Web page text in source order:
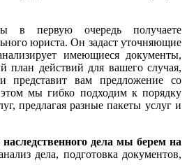
в первую очередь получаете
юриста. Он задаст уточняющие
имеющиеся документы,
план действий для вашего случая,
представит вам предложение со
мы гибко подходим к порядку
предлагая разные пакеты услуг и
дела мы берем на
дела, подготовка документов,